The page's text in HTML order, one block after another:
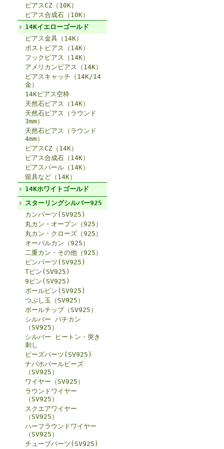
ピアスCZ（10K）
ピアス合成石（10K）
14Kイエローゴールド
ピアス金具（14K）
ポストピアス（14K）
フックピアス（14K）
アメリカンピアス（14K）
ピアスキャッチ（14K/14
金）
14Kピアス空枠
天然石ピアス（14K）
天然石ピアス（ラウンド
3mm）
天然石ピアス（ラウンド
4mm）
ピアスCZ（14K）
ピアス合成石（14K）
ピアスパール（14K）
留具など（14K）
14Kホワイトゴールド
スターリングシルバー925
カンパーツ(SV925)
丸カン・オープン（925）
丸カン・クローズ（925）
オーバルカン（925）
二重カン・その他（925）
ピンパーツ(SV925)
Tピン(SV925)
9ピン(SV925)
ボールピン(SV925)
つぶし玉（SV925）
ボールチップ（SV925）
シルバー バチカン
（SV925）
シルバー ヒートン・突き
刺し
ビーズパーツ(SV925)
ナバホパールビーズ
（SV925）
ワイヤー（SV925）
ラウンドワイヤー
（SV925）
スクエアワイヤー
（SV925）
ハーフラウンドワイヤー
（SV925）
チューブパーツ(SV925)